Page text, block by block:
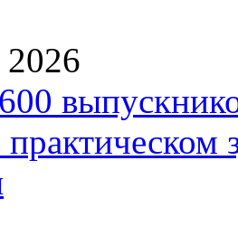
практическом